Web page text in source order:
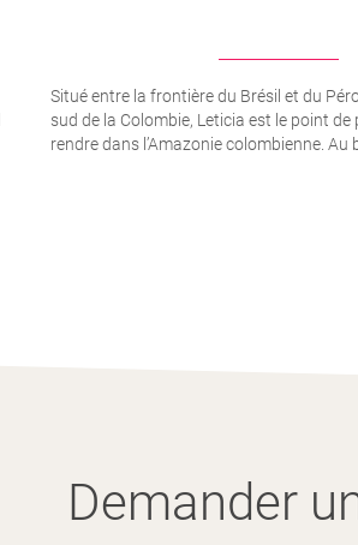
Situé entre la frontière du Brésil et du
sud de la Colombie, Leticia est le point
rendre dans l’Amazonie colombienne. Au
Demander